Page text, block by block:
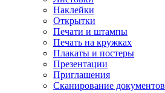
Наклейки
Открытки
Печати и штампы
Печать на кружках
Плакаты и постеры
Презентации
Приглашения
Сканирование документов